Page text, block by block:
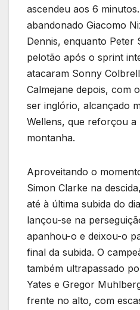
ascendeu aos 6
abandonado Giacomo
Dennis, enquanto Peter
pelotão após o sprint
atacaram Sonny
Calmejane depois, com
ser inglório, alcançado
Wellens, que reforçou a
montanha.
Aproveitando o
Simon Clarke na
até à última subida do
lançou-se na
apanhou-o e deixou-o
final da subida. O
também ultrapassado
Yates e Gregor
frente no alto, com